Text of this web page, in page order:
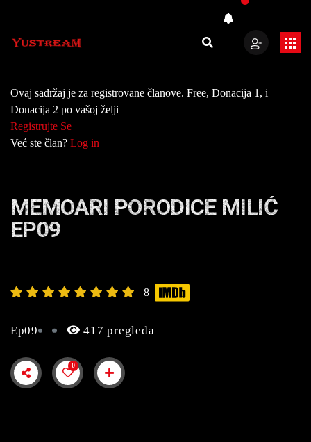
Ovaj sadržaj je za registrovane članove. Free, Donacija 1, i
Donacija 2 po vašoj želji
Registrujte Se
Već ste član? Log in
MEMOARI PORODICE MILIĆ
EP09
8
Ep09 417 pregleda
0